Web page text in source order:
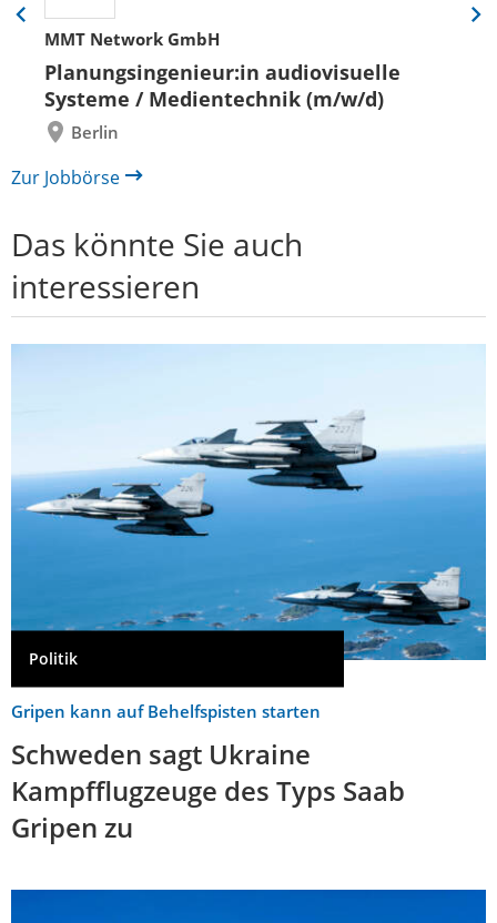
MMT Network GmbH
Planungsingenieur:in audiovisuelle
Systeme / Medientechnik (m/w/d)
Berlin
Eine
Folie
zurück
Eine
Zur Jobbörse
Das könnte Sie auch
interessieren
Politik
Gripen kann auf Behelfspisten starten
Schweden sagt Ukraine
Kampfflugzeuge des Typs Saab
Gripen zu